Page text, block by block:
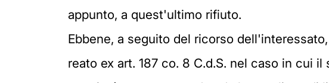
appunto, a quest'ultimo rifiuto.
Ebbene, a seguito del ricorso
reato ex art. 187 co. 8 C.d.S. nel caso in cui